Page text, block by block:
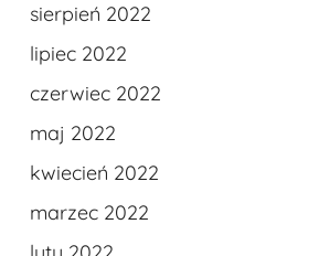
sierpień 2022
lipiec 2022
czerwiec 2022
maj 2022
kwiecień 2022
marzec 2022